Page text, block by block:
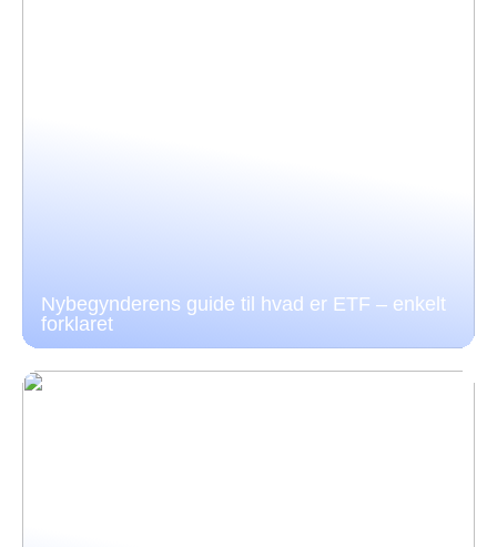
Nybegynderens guide til hvad er ETF – enkelt
forklaret